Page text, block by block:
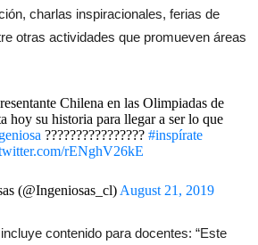
charlas inspiracionales, ferias de
otras actividades que promueven áreas
Chilena en las Olimpiadas de
hoy su historia para llegar a ser lo que
???????????????? #inspírate
rENghV26kE
(@Ingeniosas_cl) August 21, 2019
contenido para docentes: “Este